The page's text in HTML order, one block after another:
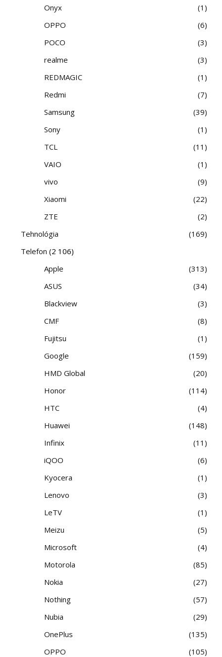
Onyx
1
OPPO
6
POCO
3
realme
3
REDMAGIC
1
Redmi
7
Samsung
39
Sony
1
TCL
11
VAIO
1
vivo
9
Xiaomi
22
ZTE
2
Tehnológia
169
Telefon (2 106)
Apple
313
ASUS
34
Blackview
3
CMF
8
Fujitsu
1
Google
159
HMD Global
20
Honor
114
HTC
4
Huawei
148
Infinix
11
iQOO
6
Kyocera
1
Lenovo
3
LeTV
1
Meizu
5
Microsoft
4
Motorola
85
Nokia
27
Nothing
57
Nubia
29
OnePlus
135
OPPO
105